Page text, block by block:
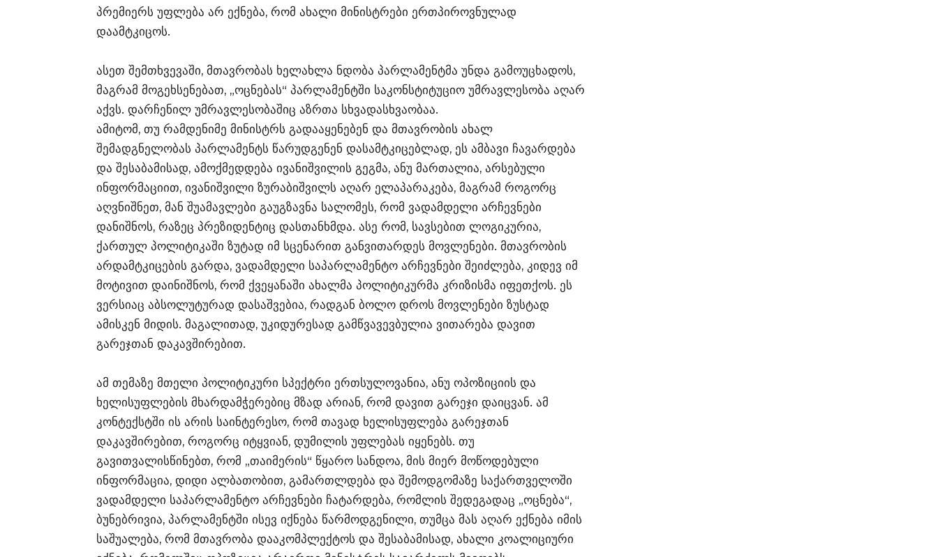
პრემიერს უფლება არ ექნება, რომ ახალი მინისტრები ერთპიროვნულად
დაამტკიცოს.
ასეთ შემთხვევაში, მთავრობას ხელახლა ნდობა პარლამენტმა უნდა გამოუცხადოს,
მაგრამ მოგეხსენებათ, „ოცნებას“ პარლამენტში საკონსტიტუციო უმრავლესობა აღარ
აქვს. დარჩენილ უმრავლესობაშიც აზრთა სხვადასხვაობაა.
ამიტომ, თუ რამდენიმე მინისტრს გადააყენებენ და მთავრობის ახალ
შემადგნელობას პარლამენტს წარუდგენენ დასამტკიცებლად, ეს ამბავი ჩავარდება
და შესაბამისად, ამოქმედდება ივანიშვილის გეგმა, ანუ მართალია, არსებული
ინფორმაციით, ივანიშვილი ზურაბიშვილს აღარ ელაპარაკება, მაგრამ როგორც
აღვნიშნეთ, მან შუამავლები გაუგზავნა სალომეს, რომ ვადამდელი არჩევნები
დანიშნოს, რაზეც პრეზიდენტიც დასთანხმდა. ასე რომ, სავსებით ლოგიკურია,
ქართულ პოლიტიკაში ზუტად იმ სცენარით განვითარდეს მოვლენები. მთავრობის
არდამტკიცების გარდა, ვადამდელი საპარლამენტო არჩევნები შეიძლება, კიდევ იმ
მოტივით დაინიშნოს, რომ ქვეყანაში ახალმა პოლიტიკურმა კრიზისმა იფეთქოს. ეს
ვერსიაც აბსოლუტურად დასაშვებია, რადგან ბოლო დროს მოვლენები ზუსტად
ამისკენ მიდის. მაგალითად, უკიდურესად გამწვავევბულია ვითარება დავით
გარეჯთან დაკავშირებით.
ამ თემაზე მთელი პოლიტიკური სპექტრი ერთსულოვანია, ანუ ოპოზიციის და
ხელისუფლების მხარდამჭერებიც მზად არიან, რომ დავით გარეჯი დაიცვან. ამ
კონტექსტში ის არის საინტერესო, რომ თავად ხელისუფლება გარეჯთან
დაკავშირებით, როგორც იტყვიან, დუმილის უფლებას იყენებს. თუ
გავითვალისწინებთ, რომ „თაიმერის“ წყარო სანდოა, მის მიერ მოწოდებული
ინფორმაცია, დიდი ალბათობით, გამართლდება და შემოდგომაზე საქართველოში
ვადამდელი საპარლამენტო არჩევნები ჩატარდება, რომლის შედეგადაც „ოცნება“,
ბუნებრივია, პარლამენტში ისევ იქნება წარმოდგენილი, თუმცა მას აღარ ექნება იმის
საშუალება, რომ მთავრობა დააკომპლექტოს და შესაბამისად, ახალი კოალიციური